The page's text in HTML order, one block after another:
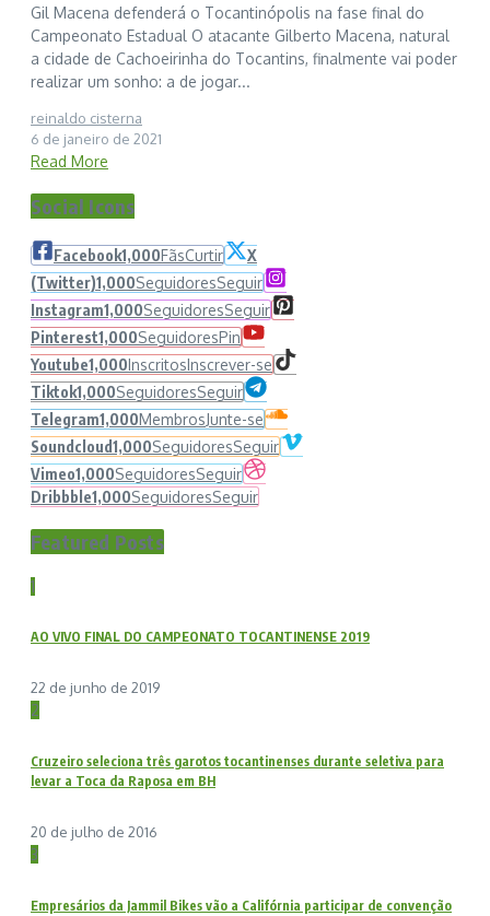
Gil Macena defenderá o Tocantinópolis na fase final do
Campeonato Estadual O atacante Gilberto Macena, natural
a cidade de Cachoeirinha do Tocantins, finalmente vai poder
realizar um sonho: a de jogar...
reinaldo cisterna
6 de janeiro de 2021
Read More
Social Icons
Facebook1,000FãsCurtir
X
(Twitter)1,000SeguidoresSeguir
Instagram1,000SeguidoresSeguir
Pinterest1,000SeguidoresPin
Youtube1,000InscritosInscrever-se
Tiktok1,000SeguidoresSeguir
Telegram1,000MembrosJunte-se
Soundcloud1,000SeguidoresSeguir
Vimeo1,000SeguidoresSeguir
Dribbble1,000SeguidoresSeguir
Featured Posts
1
AO VIVO FINAL DO CAMPEONATO TOCANTINENSE 2019
22 de junho de 2019
2
Cruzeiro seleciona três garotos tocantinenses durante seletiva para
levar a Toca da Raposa em BH
20 de julho de 2016
3
Empresários da Jammil Bikes vão a Califórnia participar de convenção